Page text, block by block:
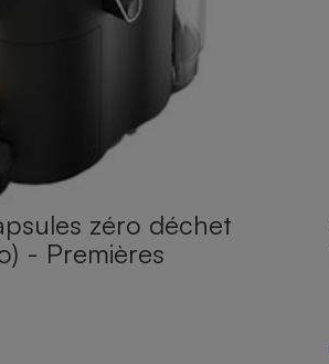
zéro déchet
- Premières